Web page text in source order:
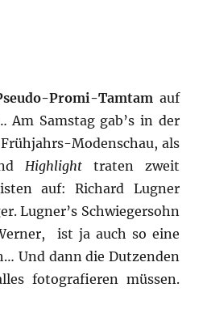
Promi-Tamtam auf
Am Samstag gab’s in der
Modenschau, als
Highlight traten zweit
auf: Richard Lugner
Lugner’s Schwiegersohn
ist ja auch so eine
Und dann die Dutzenden
fotografieren müssen.